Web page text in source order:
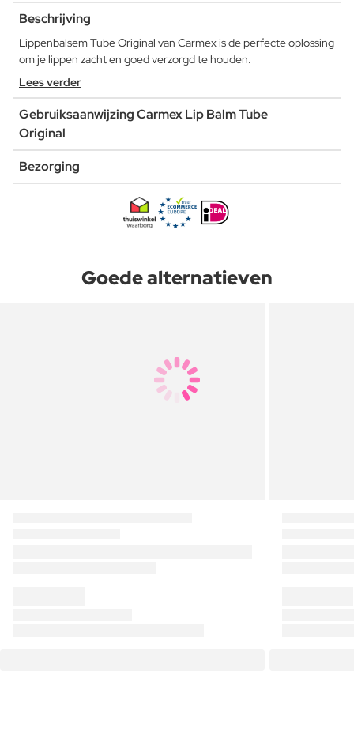
Beschrijving
Lippenbalsem Tube Original van Carmex is de perfecte oplossing
om je lippen zacht en goed verzorgd te houden.
Lees verder
Gebruiksaanwijzing Carmex Lip Balm Tube
Original
Bezorging
Goede alternatieven